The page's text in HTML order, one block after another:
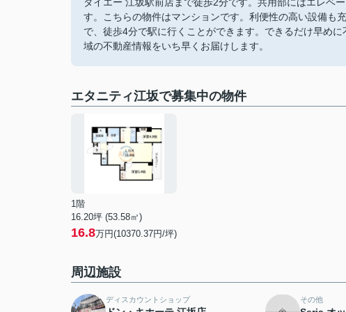
す。こちらの物件はマンションです。利便性の高い設備も
で、徒歩4分で駅に行くことができます。できるだけ早め
域の不動産情報をいち早くお届けします。
エタニティ江坂で募集中の物件
1階
16.20坪 (53.58㎡)
16.8万円(10370.37円/坪)
周辺施設
ディスカウントショップ その他